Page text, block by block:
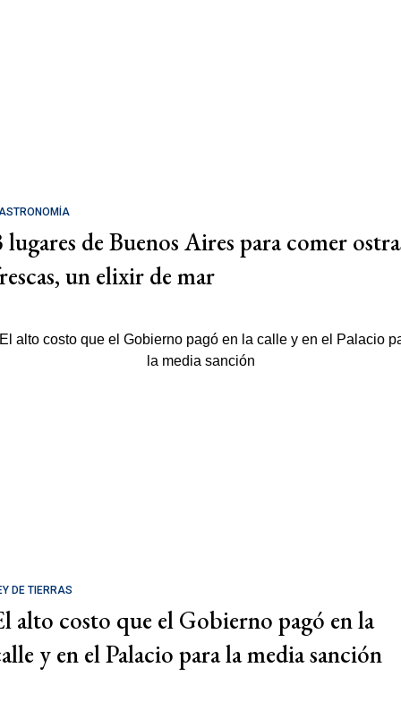
lugares de Buenos Aires para comer
un elixir de mar
DE TIERRAS
alto costo que el Gobierno pagó en la
y en el Palacio para la media sanción